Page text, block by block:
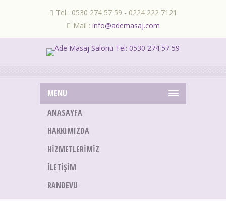
Tel : 0530 274 57 59 - 0224 222 7121
Mail : info@ademasaj.com
MENU
ANASAYFA
HAKKIMIZDA
HIZMETLERIMIZ
İLETIŞIM
RANDEVU